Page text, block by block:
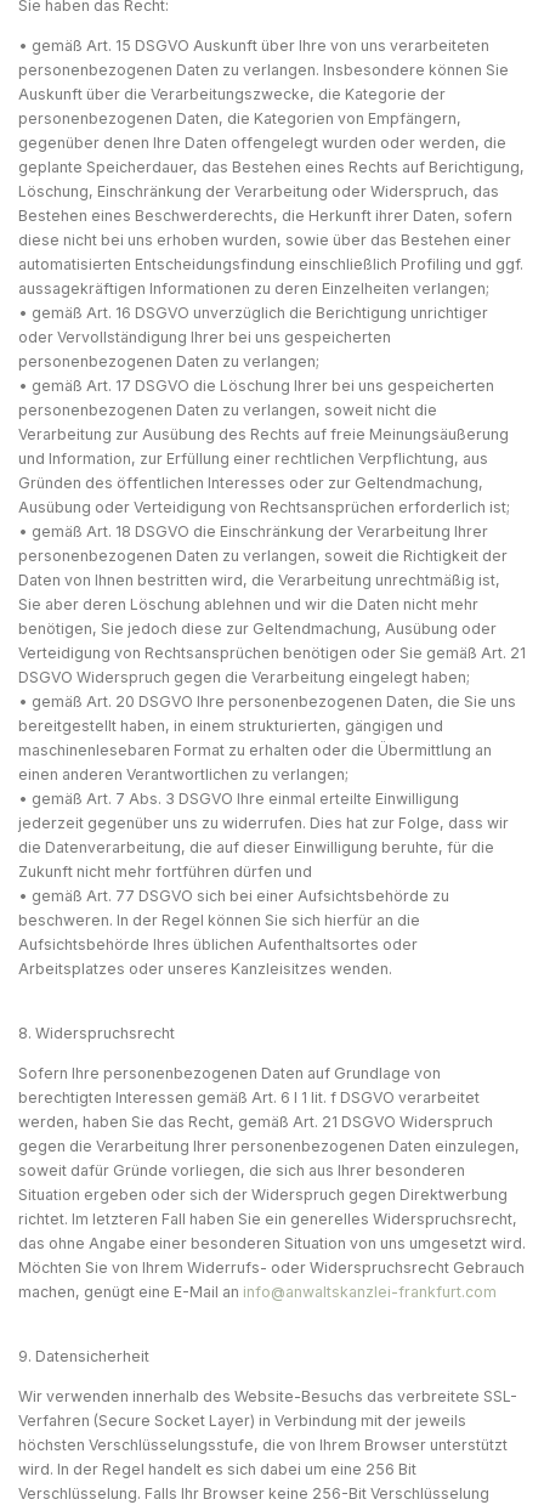
Sie haben das Recht:
• gemäß Art. 15 DSGVO Auskunft über Ihre von uns verarbeiteten
personenbezogenen Daten zu verlangen. Insbesondere können Sie
Auskunft über die Verarbeitungszwecke, die Kategorie der
personenbezogenen Daten, die Kategorien von Empfängern,
gegenüber denen Ihre Daten offengelegt wurden oder werden, die
geplante Speicherdauer, das Bestehen eines Rechts auf Berichtigung,
Löschung, Einschränkung der Verarbeitung oder Widerspruch, das
Bestehen eines Beschwerderechts, die Herkunft ihrer Daten, sofern
diese nicht bei uns erhoben wurden, sowie über das Bestehen einer
automatisierten Entscheidungsfindung einschließlich Profiling und ggf.
aussagekräftigen Informationen zu deren Einzelheiten verlangen;
• gemäß Art. 16 DSGVO unverzüglich die Berichtigung unrichtiger
oder Vervollständigung Ihrer bei uns gespeicherten
personenbezogenen Daten zu verlangen;
• gemäß Art. 17 DSGVO die Löschung Ihrer bei uns gespeicherten
personenbezogenen Daten zu verlangen, soweit nicht die
Verarbeitung zur Ausübung des Rechts auf freie Meinungsäußerung
und Information, zur Erfüllung einer rechtlichen Verpflichtung, aus
Gründen des öffentlichen Interesses oder zur Geltendmachung,
Ausübung oder Verteidigung von Rechtsansprüchen erforderlich ist;
• gemäß Art. 18 DSGVO die Einschränkung der Verarbeitung Ihrer
personenbezogenen Daten zu verlangen, soweit die Richtigkeit der
Daten von Ihnen bestritten wird, die Verarbeitung unrechtmäßig ist,
Sie aber deren Löschung ablehnen und wir die Daten nicht mehr
benötigen, Sie jedoch diese zur Geltendmachung, Ausübung oder
Verteidigung von Rechtsansprüchen benötigen oder Sie gemäß Art. 21
DSGVO Widerspruch gegen die Verarbeitung eingelegt haben;
• gemäß Art. 20 DSGVO Ihre personenbezogenen Daten, die Sie uns
bereitgestellt haben, in einem strukturierten, gängigen und
maschinenlesebaren Format zu erhalten oder die Übermittlung an
einen anderen Verantwortlichen zu verlangen;
• gemäß Art. 7 Abs. 3 DSGVO Ihre einmal erteilte Einwilligung
jederzeit gegenüber uns zu widerrufen. Dies hat zur Folge, dass wir
die Datenverarbeitung, die auf dieser Einwilligung beruhte, für die
Zukunft nicht mehr fortführen dürfen und
• gemäß Art. 77 DSGVO sich bei einer Aufsichtsbehörde zu
beschweren. In der Regel können Sie sich hierfür an die
Aufsichtsbehörde Ihres üblichen Aufenthaltsortes oder
Arbeitsplatzes oder unseres Kanzleisitzes wenden.
8. Widerspruchsrecht
Sofern Ihre personenbezogenen Daten auf Grundlage von
berechtigten Interessen gemäß Art. 6 I 1 lit. f DSGVO verarbeitet
werden, haben Sie das Recht, gemäß Art. 21 DSGVO Widerspruch
gegen die Verarbeitung Ihrer personenbezogenen Daten einzulegen,
soweit dafür Gründe vorliegen, die sich aus Ihrer besonderen
Situation ergeben oder sich der Widerspruch gegen Direktwerbung
richtet. Im letzteren Fall haben Sie ein generelles Widerspruchsrecht,
das ohne Angabe einer besonderen Situation von uns umgesetzt wird.
Möchten Sie von Ihrem Widerrufs- oder Widerspruchsrecht Gebrauch
machen, genügt eine E-Mail an info@anwaltskanzlei-frankfurt.com
9. Datensicherheit
Wir verwenden innerhalb des Website-Besuchs das verbreitete SSL-
Verfahren (Secure Socket Layer) in Verbindung mit der jeweils
höchsten Verschlüsselungsstufe, die von Ihrem Browser unterstützt
wird. In der Regel handelt es sich dabei um eine 256 Bit
Verschlüsselung. Falls Ihr Browser keine 256-Bit Verschlüsselung